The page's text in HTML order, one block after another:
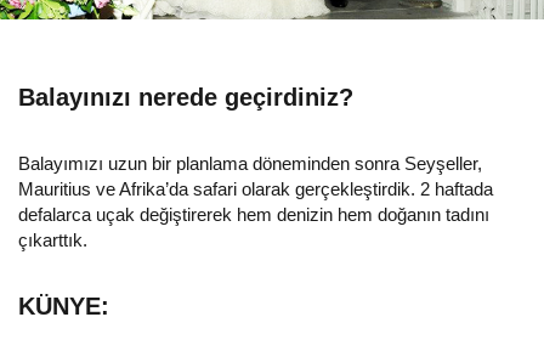
Balayınızı nerede geçirdiniz?
Balayımızı uzun bir planlama döneminden sonra Seyşeller,
Mauritius ve Afrika’da safari olarak gerçekleştirdik. 2 haftada
defalarca uçak değiştirerek hem denizin hem doğanın tadını
çıkarttık.
KÜNYE: